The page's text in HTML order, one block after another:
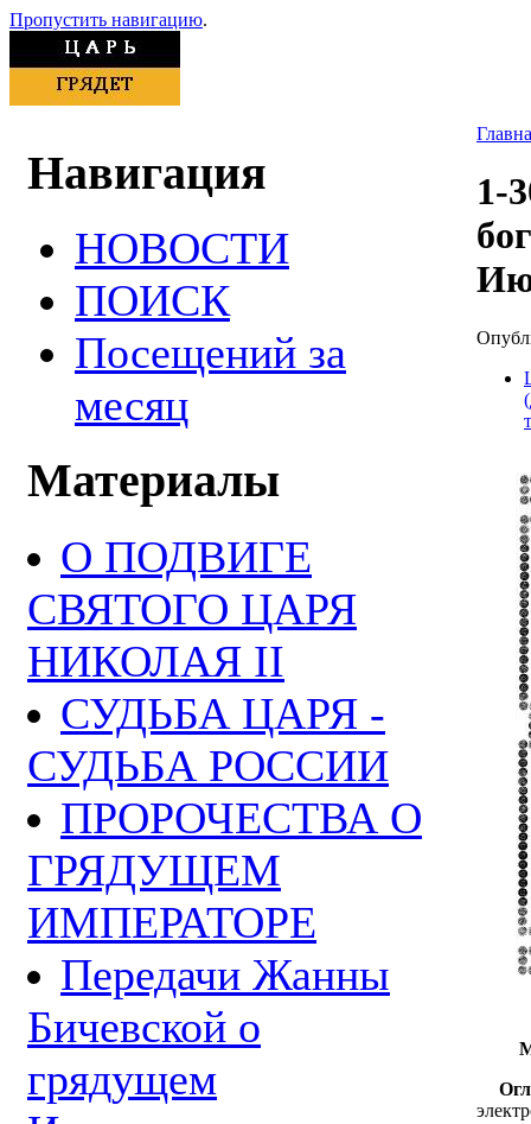
Пропустить навигацию.
Навигация
НОВОСТИ
ПОИСК
Посещений за
месяц
Материалы
О ПОДВИГЕ
СВЯТОГО ЦАРЯ
НИКОЛАЯ II
СУДЬБА ЦАРЯ -
СУДЬБА РОССИИ
ПРОРОЧЕСТВА О
ГРЯДУЩЕМ
ИМПЕРАТОРЕ
Передачи Жанны
Бичевской о
грядущем
1-